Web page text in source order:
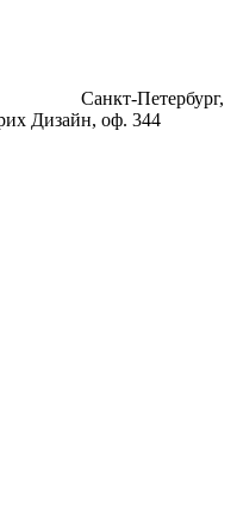
Санкт-Петербург,
Дизайн, оф. 344